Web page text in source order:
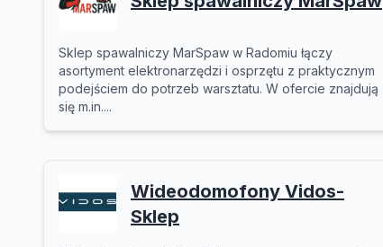
Sklep spawalniczy MarSpaw w Radomiu łączy
asortyment elektronarzędzi i osprzętu z praktycznym
podejściem do potrzeb warsztatu. W ofercie znajdują
się m.in....
Wideodomofony Vidos-
Sklep